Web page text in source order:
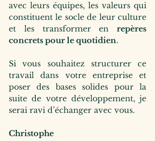
avec leurs équipes, les valeurs qui
constituent le socle de leur culture
et les transformer en repères
concrets pour le quotidien.
Si vous souhaitez structurer ce
travail dans votre entreprise et
poser des bases solides pour la
suite de votre développement, je
serai ravi d’échanger avec vous.
Christophe